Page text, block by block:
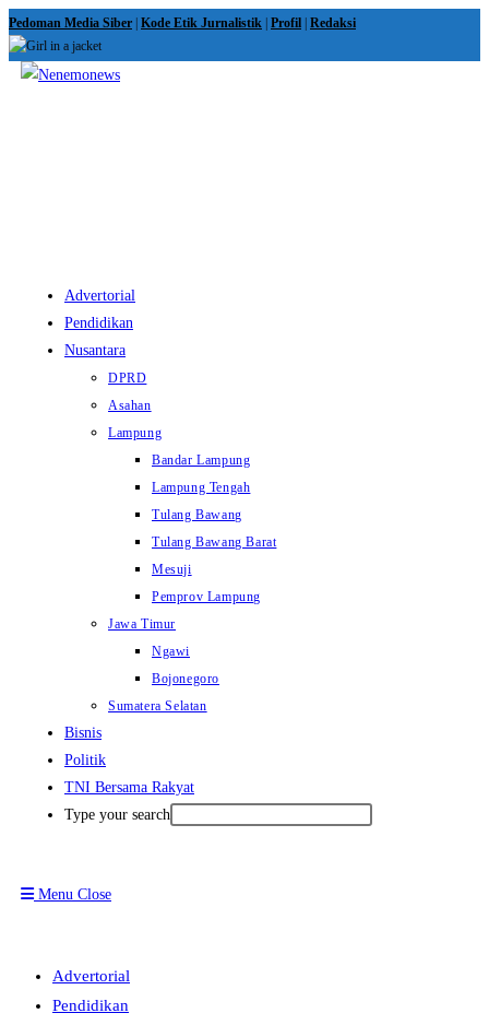
Skip
to
content
Pedoman Media Siber Kode Etik Jurnalistik Profil Redaksi
Advertorial
Pendidikan
Nusantara
DPRD
Asahan
Lampung
Bandar Lampung
Lampung Tengah
Tulang Bawang
Tulang Bawang Barat
Mesuji
Pemprov Lampung
Jawa Timur
Ngawi
Bojonegoro
Sumatera Selatan
Bisnis
Politik
TNI Bersama Rakyat
Type your search
Menu Close
Advertorial
Pendidikan